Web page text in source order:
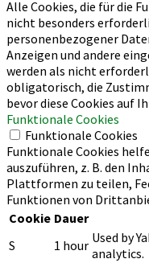
Alle Cookies, die für die
nicht besonders
personenbezogener
Anzeigen und andere
werden als nicht
obligatorisch, die
bevor diese Cookies auf
Funktionale Cookies
Funktionale Cookies
Funktionale Cookies
auszuführen, z. B. den
Plattformen zu teilen,
Funktionen von
Cookie Dauer
S
1 hour Used by
analytics.